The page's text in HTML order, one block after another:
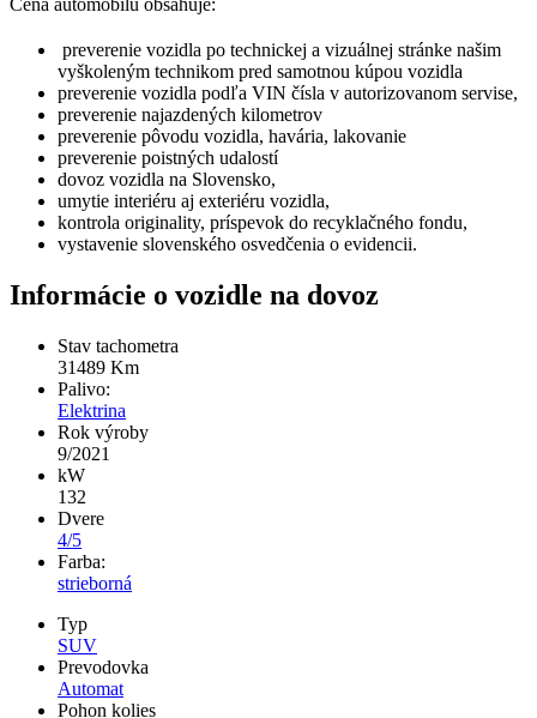
preverenie vozidla po technickej a vizuálnej stránke našim
vyškoleným technikom pred samotnou kúpou vozidla
preverenie vozidla podľa VIN čísla v autorizovanom servise,
preverenie najazdených kilometrov
preverenie pôvodu vozidla, havária, lakovanie
preverenie poistných udalostí
dovoz vozidla na Slovensko,
umytie interiéru aj exteriéru vozidla,
kontrola originality, príspevok do recyklačného fondu,
vystavenie slovenského osvedčenia o evidencii.
Informácie o vozidle na dovoz
Stav tachometra
31489 Km
Palivo:
Elektrina
Rok výroby
9/2021
kW
132
Dvere
4/5
Farba:
strieborná
Typ
SUV
Prevodovka
Automat
Pohon kolies